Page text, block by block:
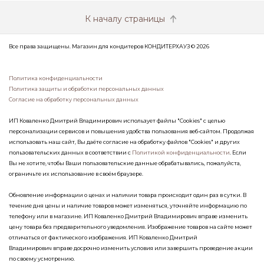
К началу страницы
Все права защищены. Магазин для кондитеров КОНДИТЕРХАУЗ © 2026
Политика конфиденциальности
Политика защиты и обработки персональных данных
Согласие на обработку персональных данных
ИП Коваленко Дмитрий Владимирович использует файлы "Cookies" с целью
персонализации сервисов и повышения удобства пользования веб-сайтом. Продолжая
использовать наш сайт, Вы даёте согласие на обработку файлов "Cookies" и других
пользовательских данных в соответствии с Политикой конфиденциальности . Если
Вы не хотите, чтобы Ваши пользовательские данные обрабатывались, пожалуйста,
ограничьте их использование в своём браузере.
Обновление информации о ценах и наличии товара происходит один раз в сутки. В
течение дня цены и наличие товаров может изменяться, уточняйте информацию по
телефону или в магазине. ИП Коваленко Дмитрий Владимирович вправе изменить
цену товара без предварительного уведомления. Изображение товаров на сайте может
отличаться от фактического изображения. ИП Коваленко Дмитрий
Владимирович вправе досрочно изменить условия или завершить проведение акции
по своему усмотрению.